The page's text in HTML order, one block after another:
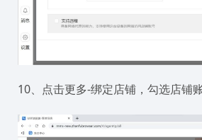
10、点击更多-绑定店铺，勾选店铺